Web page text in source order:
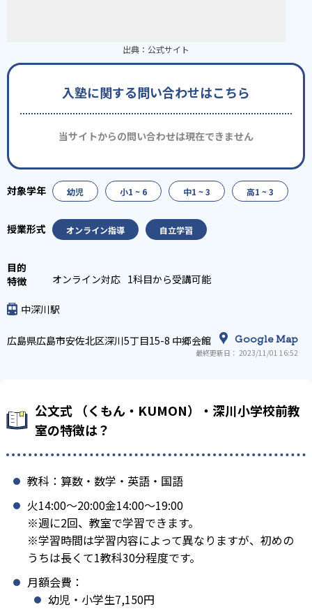
出典： 公式サイト
入塾に関する問い合わせはこちら
当サイトからの問い合わせは現在できません
幼児 小1 ~ 6 中1 ~ 3 高1 ~ 3
オンライン指導 自立学習
オンライン対応 1科目から受講可能
中深川駅
広島県広島市安佐北区深川5丁目15-8 中郷会館 Google Map
最終更新日： 2023/11/01 16:52
公文式 （くもん・KUMON）・深川小学校前教
室の特徴は？
教科：算数・数学・英語・国語
火14:00〜20:00金14:00〜19:00
※週に2回、教室で学習できます。
※学習時間は学習内容によって異なりますが、初めの
うちは長くて1教科30分程度です。
月額会費：
幼児・小学生7,150円